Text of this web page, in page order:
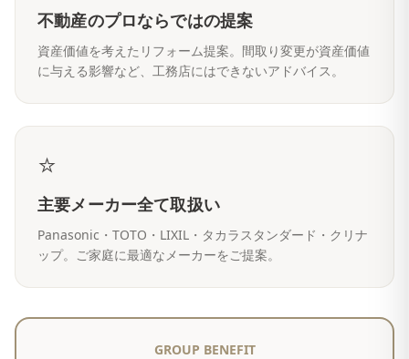
不動産のプロならではの提案
資産価値を考えたリフォーム提案。間取り変更が資産価値
に与える影響など、工務店にはできないアドバイス。
⭐
主要メーカー全て取扱い
Panasonic・TOTO・LIXIL・タカラスタンダード・クリナ
ップ。ご家庭に最適なメーカーをご提案。
GROUP BENEFIT